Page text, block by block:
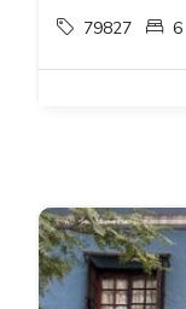
79827 6